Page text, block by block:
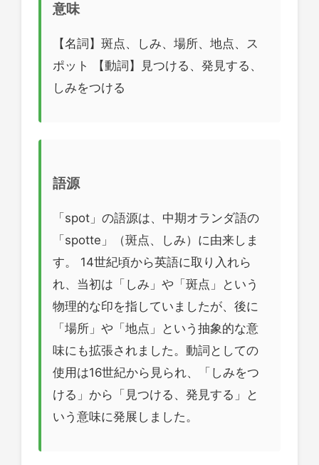
意味
【名詞】斑点、しみ、場所、地点、ス
ポット 【動詞】見つける、発見する、
しみをつける
語源
「spot」の語源は、中期オランダ語の
「spotte」（斑点、しみ）に由来しま
す。 14世紀頃から英語に取り入れら
れ、当初は「しみ」や「斑点」という
物理的な印を指していましたが、後に
「場所」や「地点」という抽象的な意
味にも拡張されました。動詞としての
使用は16世紀から見られ、「しみをつ
ける」から「見つける、発見する」と
いう意味に発展しました。